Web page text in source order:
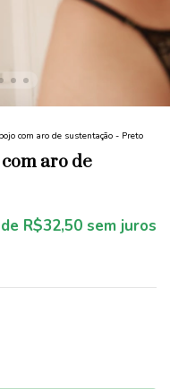
com aro de sustentação - Preto
aro de
R$32,50 sem juros